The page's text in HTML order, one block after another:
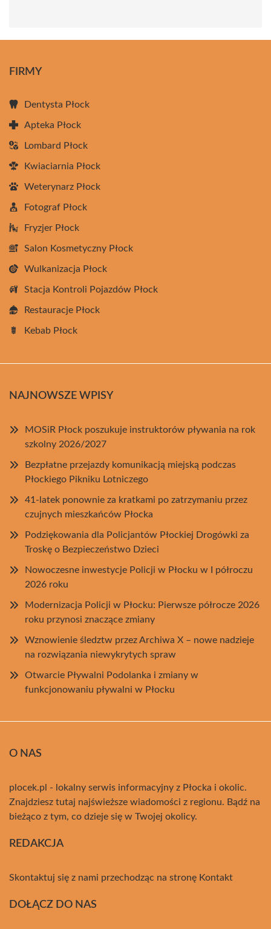
FIRMY
Dentysta Płock
Apteka Płock
Lombard Płock
Kwiaciarnia Płock
Weterynarz Płock
Fotograf Płock
Fryzjer Płock
Salon Kosmetyczny Płock
Wulkanizacja Płock
Stacja Kontroli Pojazdów Płock
Restauracje Płock
Kebab Płock
NAJNOWSZE WPISY
MOSiR Płock poszukuje instruktorów pływania na rok
szkolny 2026/2027
Bezpłatne przejazdy komunikacją miejską podczas
Płockiego Pikniku Lotniczego
41-latek ponownie za kratkami po zatrzymaniu przez
czujnych mieszkańców Płocka
Podziękowania dla Policjantów Płockiej Drogówki za
Troskę o Bezpieczeństwo Dzieci
Nowoczesne inwestycje Policji w Płocku w I półroczu
2026 roku
Modernizacja Policji w Płocku: Pierwsze półrocze 2026
roku przynosi znaczące zmiany
Wznowienie śledztw przez Archiwa X – nowe nadzieje
na rozwiązania niewykrytych spraw
Otwarcie Pływalni Podolanka i zmiany w
funkcjonowaniu pływalni w Płocku
O NAS
plocek.pl - lokalny serwis informacyjny z Płocka i okolic.
Znajdziesz tutaj najświeższe wiadomości z regionu. Bądź na
bieżąco z tym, co dzieje się w Twojej okolicy.
REDAKCJA
Skontaktuj się z nami przechodząc na stronę Kontakt
DOŁĄCZ DO NAS